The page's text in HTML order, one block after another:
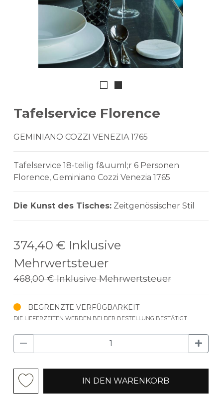
Tafelservice Florence
GEMINIANO COZZI VENEZIA 1765
Tafelservice 18-teilig f&uuml;r 6 Personen
Florence, Geminiano Cozzi Venezia 1765
Die Kunst des Tisches: Zeitgenössischer Stil
374,40 € Inklusive
Mehrwertsteuer
468,00 €Inklusive Mehrwertsteuer
BEGRENZTE VERFÜGBARKEIT
DIE LIEFERZEITEN WERDEN BEI DER BESTELLUNG BESTÄTIGT
IN DEN WARENKORB